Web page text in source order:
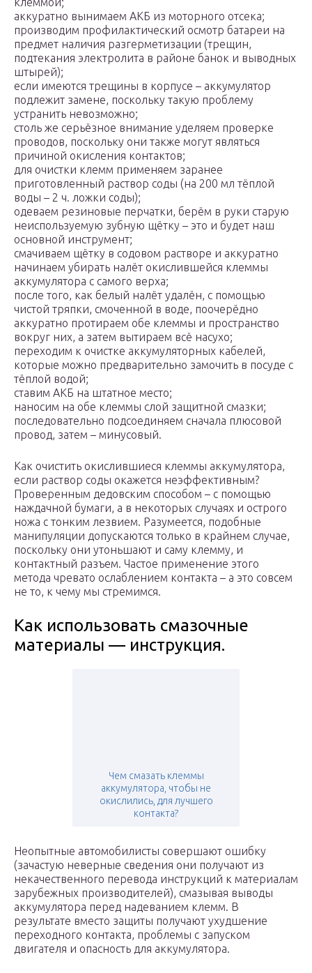
аккуратно вынимаем АКБ из моторного отсека;
производим профилактический осмотр батареи на
предмет наличия разгерметизации (трещин,
подтекания электролита в районе банок и выводных
штырей);
если имеются трещины в корпусе – аккумулятор
подлежит замене, поскольку такую проблему
устранить невозможно;
столь же серьёзное внимание уделяем проверке
проводов, поскольку они также могут являться
причиной окисления контактов;
для очистки клемм применяем заранее
приготовленный раствор соды (на 200 мл тёплой
воды – 2 ч. ложки соды);
одеваем резиновые перчатки, берём в руки старую
неиспользуемую зубную щётку – это и будет наш
основной инструмент;
смачиваем щётку в содовом растворе и аккуратно
начинаем убирать налёт окислившейся клеммы
аккумулятора с самого верха;
после того, как белый налёт удалён, с помощью
чистой тряпки, смоченной в воде, поочерёдно
аккуратно протираем обе клеммы и пространство
вокруг них, а затем вытираем всё насухо;
переходим к очистке аккумуляторных кабелей,
которые можно предварительно замочить в посуде с
тёплой водой;
ставим АКБ на штатное место;
наносим на обе клеммы слой защитной смазки;
последовательно подсоединяем сначала плюсовой
провод, затем – минусовый.
Как очистить окислившиеся клеммы аккумулятора,
если раствор соды окажется неэффективным?
Проверенным дедовским способом – с помощью
наждачной бумаги, а в некоторых случаях и острого
ножа с тонким лезвием. Разумеется, подобные
манипуляции допускаются только в крайнем случае,
поскольку они утоньшают и саму клемму, и
контактный разъем. Частое применение этого
метода чревато ослаблением контакта – а это совсем
не то, к чему мы стремимся.
Как использовать смазочные
материалы — инструкция.
Чем смазать клеммы
аккумулятора, чтобы не
окислились, для лучшего
контакта?
Неопытные автомобилисты совершают ошибку
(зачастую неверные сведения они получают из
некачественного перевода инструкций к материалам
зарубежных производителей), смазывая выводы
аккумулятора перед надеванием клемм. В
результате вместо защиты получают ухудшение
переходного контакта, проблемы с запуском
двигателя и опасность для аккумулятора.